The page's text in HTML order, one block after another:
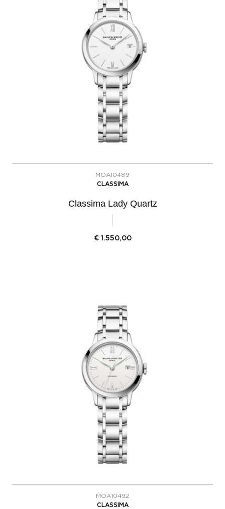
MOA10489
CLASSIMA
Classima Lady Quartz
€ 1.550,00
MOA10492
CLASSIMA